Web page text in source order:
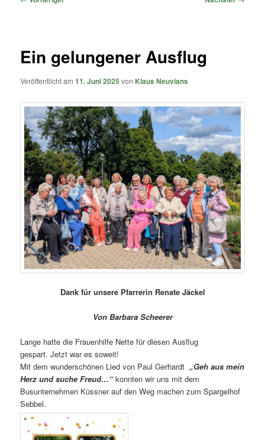
Ein gelungener Ausflug
Veröffentlicht am11. Juni 2025 von Klaus Neuvians
Dank für unsere Pfarrerin Renate Jäckel
Von Barbara Scheerer
Lange hatte die Frauenhilfe Nette für diesen Ausflug
gespart. Jetzt war es soweit!
Mit dem wunderschönen Lied von Paul Gerhardt „Geh aus mein
Herz und suche Freud…“konnten wir uns mit dem
Busunternehmen Küssner auf den Weg machen zum Spargelhof
Sebbel.